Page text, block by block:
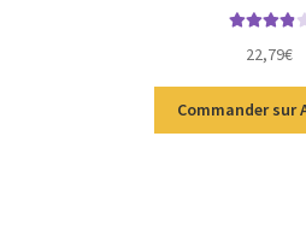
sur 5
22,79€
Commander sur